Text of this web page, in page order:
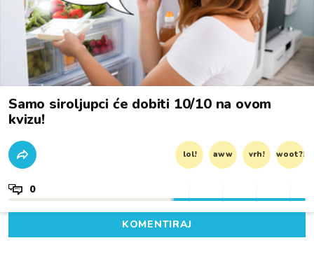
Samo siroljupci će dobiti 10/10 na ovom
kvizu!
lol! aww vrh! woot?!
0
KOMENTIRAJ